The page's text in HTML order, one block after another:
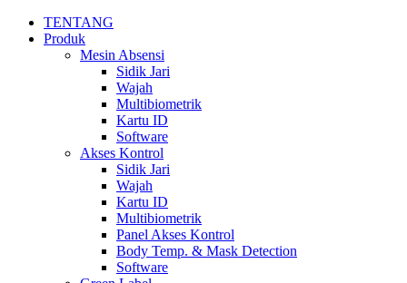
TENTANG
Produk
Mesin Absensi
Sidik Jari
Wajah
Multibiometrik
Kartu ID
Software
Akses Kontrol
Sidik Jari
Wajah
Kartu ID
Multibiometrik
Panel Akses Kontrol
Body Temp. & Mask Detection
Software